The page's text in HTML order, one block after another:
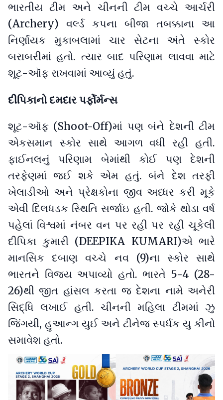
ભારતીય ટીમ અને ચીનની ટીમ વચ્ચે આર્ચરી
(Archery) વર્લ્ડ કપના બીજા તબક્કાના આ
નિર્ણાયક મુકાબલામાં ચાર સેટના અંતે સ્કોર
બરાબરીમાં હતો. ત્યાર બાદ પરિણામ લાવવા માટે
શૂટ-ઑફ રાખવામાં આવ્યું હતું.
દીપિકાનો દમદાર પર્ફોર્મન્સ
શૂટ-ઑફ (Shoot-Off)માં પણ બંને દેશની ટીમ
એકસમાન સ્કોર સાથે આગળ વધી રહી હતી.
ફાઈનલનું પરિણામ બેમાંથી કોઈ પણ દેશની
તરફેણમાં જઈ શકે એમ હતું. બંને દેશ તરફી
ખેલાડીઓ અને પ્રેક્ષકોના જીવ અધ્ધર કરી મૂકે
એવી દિલધડક સ્થિતિ સર્જાઇ હતી. જોકે થોડા વર્ષ
પહેલાં વિશ્વમાં નંબર વન પર રહી પર રહી ચૂકેલી
દીપિકા કુમારી (DEEPIKA KUMARI)એ ભારે
માનસિક દબાણ વચ્ચે નવ (9)ના સ્કોર સાથે
ભારતને વિજય અપાવ્યો હતો. ભારતે 5-4 (28-
26)થી જીત હાંસલ કરતા જ દેશના નામે અનેરી
સિદ્ધિ લખાઈ હતી. ચીનની મહિલા ટીમમાં ઝુ
જિંગયી, હુઆન્ગ યુઈ અને ટીનેજ સ્પર્ધક યુ કીનો
સમાવેશ હતો.